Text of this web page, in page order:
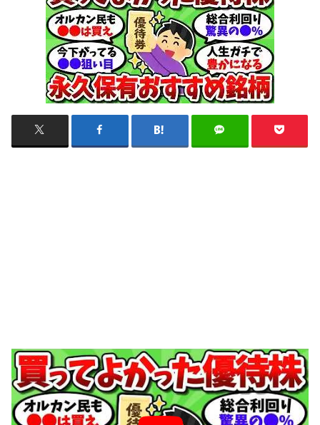
「この選択で人生が変わる…あなたはどうする？」衝撃
の展開をぜひ体験してください。高評価と登録お願いし
ます。#修羅場 #お金 #スカッと #選択 #人生